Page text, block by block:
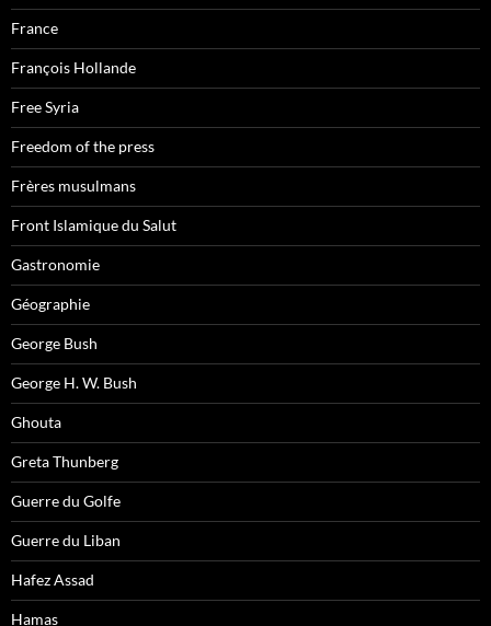
France
François Hollande
Free Syria
Freedom of the press
Frères musulmans
Front Islamique du Salut
Gastronomie
Géographie
George Bush
George H. W. Bush
Ghouta
Greta Thunberg
Guerre du Golfe
Guerre du Liban
Hafez Assad
Hamas